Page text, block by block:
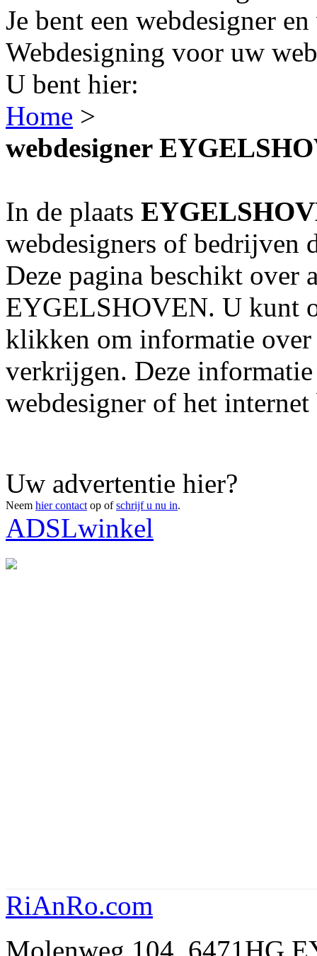
Je bent een webdesigner
Webdesigning voor uw
U bent hier:
Home >
webdesigner
In de plaats
webdesigners of bedrijven
Deze pagina beschikt over
EYGELSHOVEN. U kunt
klikken om informatie
verkrijgen. Deze
webdesigner of het
Uw advertentie hier?
Neem hier contact op ofschrijf u nu in.
ADSLwinkel
RiAnRo.com
Molenweg 104, 6471HG